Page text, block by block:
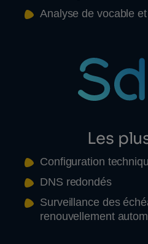
Analyse de vocable et
Les
Configuration
DNS redondés
Surveillance des
renouvellement